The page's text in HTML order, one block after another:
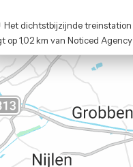
Het dichtstbijzijnde treinstation
op1,02 km van Noticed Agency